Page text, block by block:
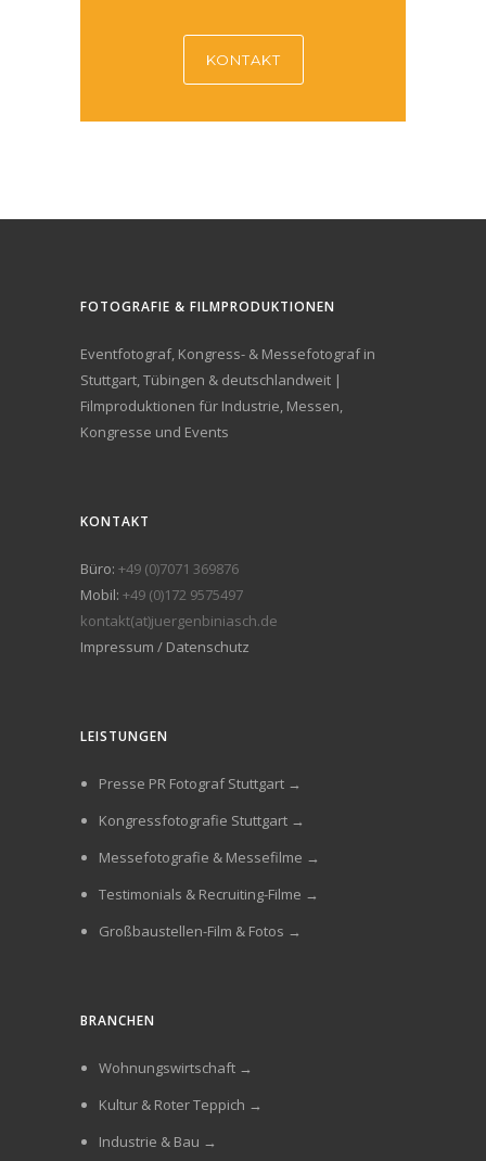
KONTAKT
FOTOGRAFIE & FILMPRODUKTIONEN
Eventfotograf, Kongress- & Messefotograf in
Stuttgart, Tübingen & deutschlandweit |
Filmproduktionen für Industrie, Messen,
Kongresse und Events
KONTAKT
Büro: +49 (0)7071 369876
Mobil: +49 (0)172 9575497
kontakt(at)juergenbiniasch.de
Impressum / Datenschutz
LEISTUNGEN
Presse PR Fotograf Stuttgart →
Kongressfotografie Stuttgart →
Messefotografie & Messefilme →
Testimonials & Recruiting-Filme →
Großbaustellen-Film & Fotos →
BRANCHEN
Wohnungswirtschaft →
Kultur & Roter Teppich →
Industrie & Bau →